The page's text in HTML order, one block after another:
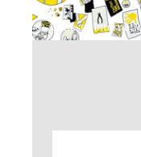
Amnesty